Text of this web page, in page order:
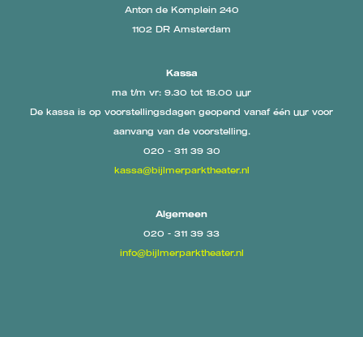
Anton de Komplein 240
1102 DR Amsterdam
Kassa
ma t/m vr: 9.30 tot 18.00 uur
De kassa is op voorstellingsdagen geopend vanaf één uur voor
aanvang van de voorstelling.
020 - 311 39 30
kassa@bijlmerparktheater.nl
Algemeen
020 - 311 39 33
info@bijlmerparktheater.nl